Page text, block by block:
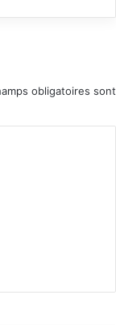
obligatoires sont